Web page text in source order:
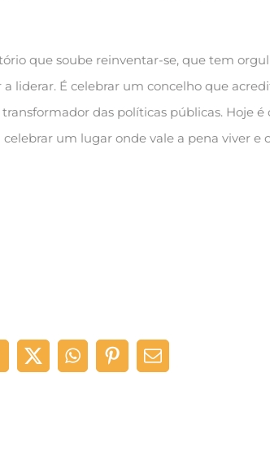
que soube reinventar-se, que tem
liderar. É celebrar um concelho que
das políticas públicas. Hoje é
um lugar onde vale a pena viver e